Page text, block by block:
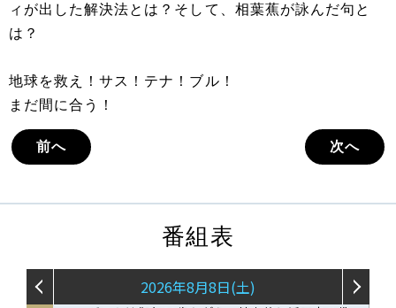
ィが出した解決法とは？そして、相葉蕉が詠んだ句と
は？
地球を救え！サス！テナ！ブル！
まだ間に合う！
前へ 次へ
番組表